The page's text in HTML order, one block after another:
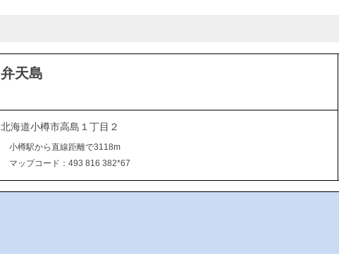
弁天島
北海道小樽市高島１丁目２
小樽駅から直線距離で3118m
マップコード：493 816 382*67